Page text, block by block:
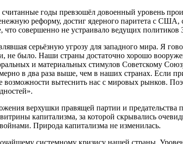
годы превзошёл довоенный уровень
реформу, достиг ядерного паритета с США,
совершенно не устраивало ведущих политиков
серьёзную угрозу для западного мира. Я
было. Наши страны достаточно хорошо
и материальных стимулов Советскому
в два раза выше, чем в наших странах. Если
вытеснить нас с мировых рынков.
верхушки правящей партии и
капитализма, за которой скрывались
Природа капитализма не изменилась.
системному кризису нашей страны.